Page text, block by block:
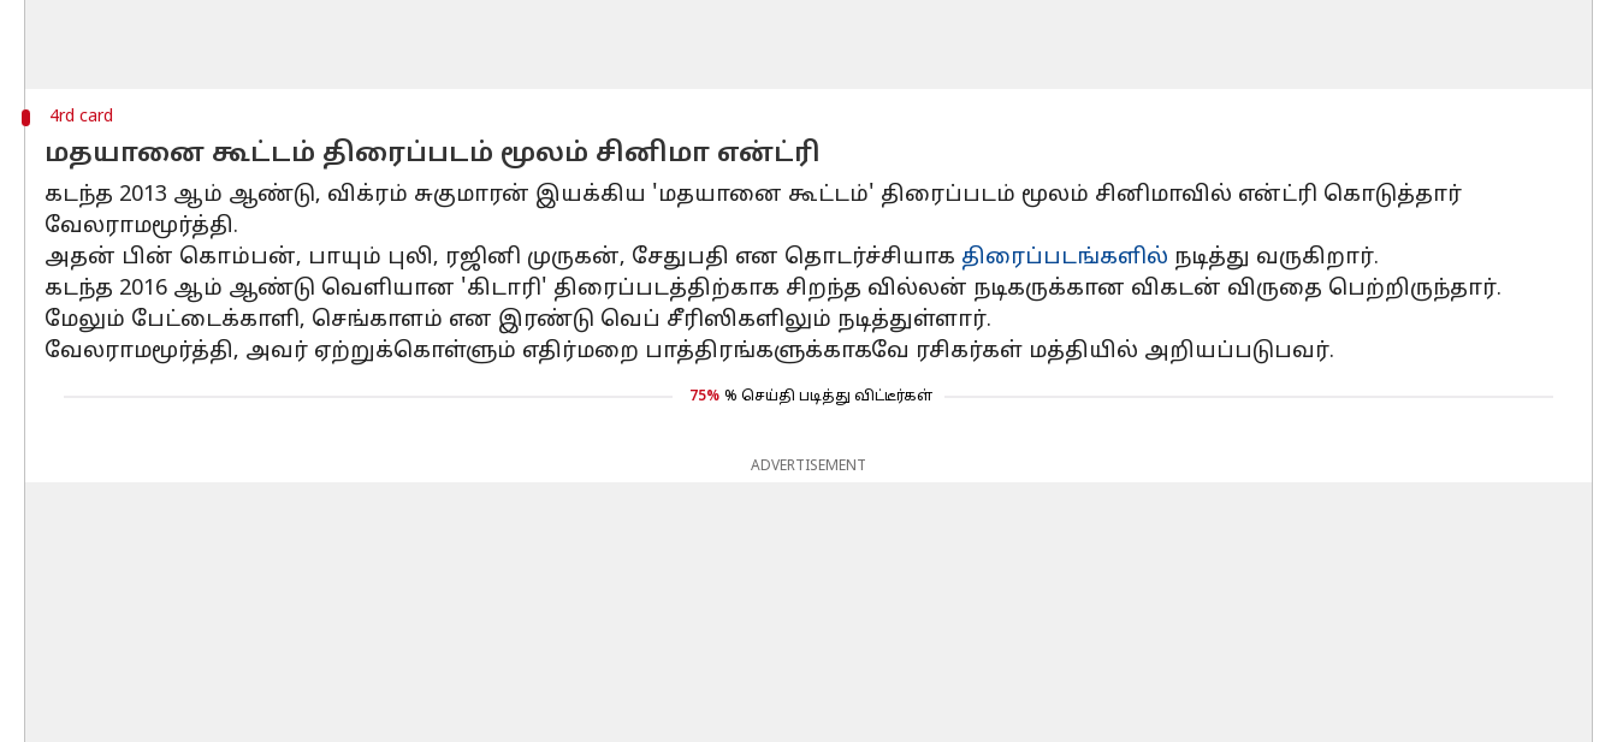
4rd card
மதயானை கூட்டம் திரைப்படம் மூலம் சினிமா என்ட்ரி
கடந்த 2013 ஆம் ஆண்டு, விக்ரம் சுகுமாரன் இயக்கிய 'மதயானை கூட்டம்' திரைப்படம் மூலம் சினிமாவில் என்ட்ரி கொடுத்தார்
வேலராமமூர்த்தி.
அதன் பின் கொம்பன், பாயும் புலி, ரஜினி முருகன், சேதுபதி என தொடர்ச்சியாக திரைப்படங்களில் நடித்து வருகிறார்.
கடந்த 2016 ஆம் ஆண்டு வெளியான 'கிடாரி' திரைப்படத்திற்காக சிறந்த வில்லன் நடிகருக்கான விகடன் விருதை பெற்றிருந்தார்.
மேலும் பேட்டைக்காளி, செங்காளம் என இரண்டு வெப் சீரிஸிகளிலும் நடித்துள்ளார்.
வேலராமமூர்த்தி, அவர் ஏற்றுக்கொள்ளும் எதிர்மறை பாத்திரங்களுக்காகவே ரசிகர்கள் மத்தியில் அறியப்படுபவர்.
75% % செய்தி படித்து விட்டீர்கள்
ADVERTISEMENT